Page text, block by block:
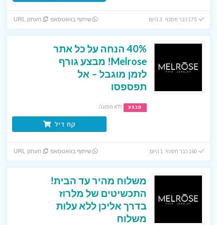
שיתוף בוואטסאפ העתק URL
40% הנחה על כל אתר
Melrose! מבצע גורף
לזמן מוגבל – אל
תפספסו
מבצע ללא תפוגה
קח דיל
שיתוף בוואטסאפ העתק URL
משלוח מהיר עד הבית!
התכשיטים של מלרוז
בדרך אליכן ללא עלות
משלוח